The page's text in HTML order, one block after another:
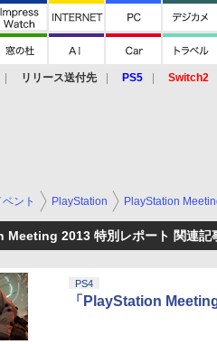
リリース送付先 PS5 Switch2
ベント PlayStation PlayStation
Meeting 2013 特別レポート 関連記
PS4
「PlayStation